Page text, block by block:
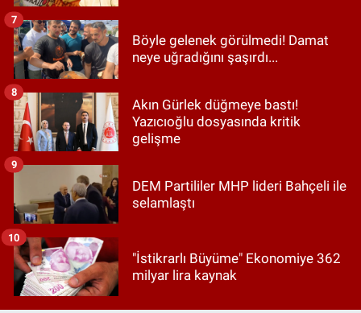
Böyle gelenek görülmedi! Damat
neye uğradığını şaşırdı...
7
Akın Gürlek düğmeye bastı!
Yazıcıoğlu dosyasında kritik
gelişme
8
DEM Partililer MHP lideri Bahçeli ile
selamlaştı
9
"İstikrarlı Büyüme" Ekonomiye 362
milyar lira kaynak
10